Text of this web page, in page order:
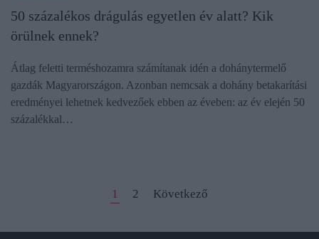
50 százalékos drágulás egyetlen év alatt? Kik
örülnek ennek?
Átlag feletti terméshozamra számítanak idén a dohánytermelő
gazdák Magyarországon. Azonban nemcsak a dohány betakarítási
eredményei lehetnek kedvezőek ebben az éveben: az év elején 50
százalékkal…
1 2 Következő